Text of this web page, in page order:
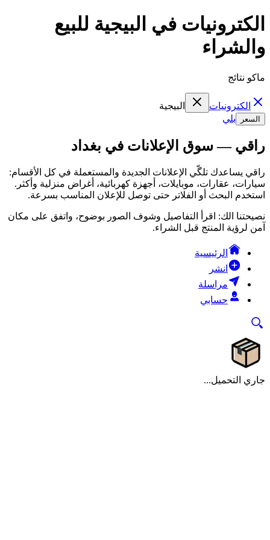
الكترونيات في البيجية للبيع
والشراء
ماكو نتائج
الكترونيات البيجية
السعر بلي
راقي — سوق الإعلانات في بغداد
راقي يساعدك تلگّي الإعلانات الجديدة والمستعملة في كل الأقسام:
سيارات، عقارات، موبايلات، أجهزة كهربائية، أغراض منزلية وأكثر.
استخدم البحث أو الفلاتر حتى توصل للإعلان المناسب بسرعة.
نصيحتنا الك: اقرأ التفاصيل وشوف الصور بوضوح، واتفق على مكان
آمن لرؤية المنتج قبل الشراء.
الرئيسية
انشر
مراسلة
حسابي
جاري التحميل...